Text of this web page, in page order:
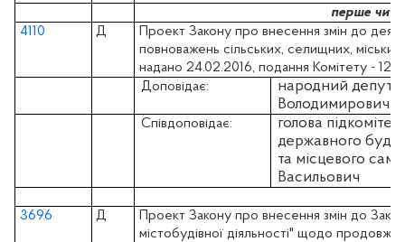
перше
4110
Д
Проект Закону про внесення змін до
повноважень сільських, селищних,
надано 24.02.2016, подання Комітету -
Доповідає:
народний
Володимирович
Співдоповідає:
голова
державного
та місцевого
Васильович
3696 Д
Проект Закону про внесення змін до
містобудівної діяльності" щодо